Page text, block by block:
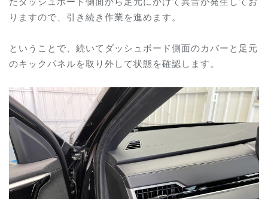
りますので、引き続き作業を進めます。
ということで、続いてダッシュボード側面のカバーと足元
のキックパネルを取り外して状態を確認します。